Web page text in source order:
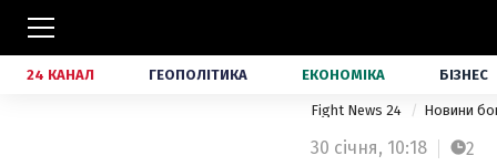
24 КАНАЛ ГЕОПОЛІТИКА ЕКОНОМІКА БІЗНЕС
Fight News 24 Новини
30 січня, 10:18 2